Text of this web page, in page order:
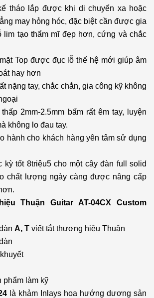
tháo lắp được khi di chuyển xa hoặc
may hỏng hóc, đặc biệt cần được gia
lim tạo thẩm mĩ đẹp hơn, cứng và chắc
Top được đục lỗ thế hệ mới giúp âm
hay hơn
nặng tay, chắc chắn, gia công kỹ không
2mm-2.5mm bấm rất êm tay, luyện
không lo đau tay.
hành cho khách hàng yên tâm sử dụng
kỳ tốt 8triệu5 cho một cây đàn full solid
chất lượng ngày càng được nâng cấp
Thuận GuitarAT-04CX Custom
A, T viết tắt thương hiệu Thuận
phẩm làm kỹ
là khảm Inlays hoa hướng dương sản